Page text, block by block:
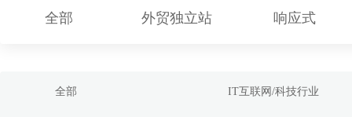
全部 外贸独立站 响应式
全部 IT互联网/科技行业